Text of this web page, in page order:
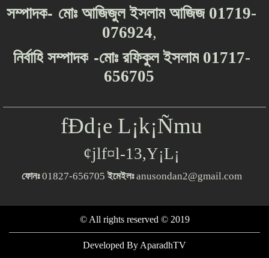
সম্পাদক- মোঃ আজিজুল ইসলাম আজিজ 01719-
076924,
নির্বাহি সম্পাদক-মোঃ রফিকুল ইসলাম 01717-
656705
fÐd¡e L¡k¡Ñmu
¢jlf¤l-13,Y¡L¡
ফোনঃ01827-656705ইমেইলঃanusondan2@gmail.com
© All rights reserved © 2019
Developed By AparadhTV